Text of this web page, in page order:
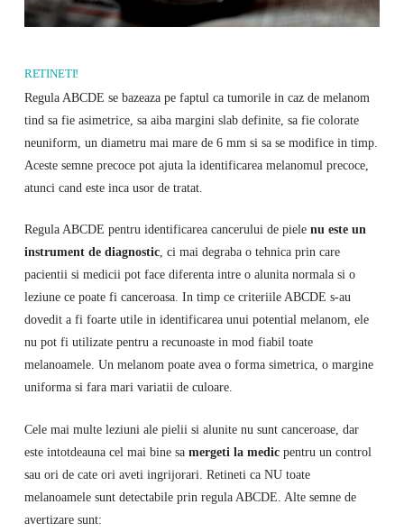
RETINETI!
Regula ABCDE se bazeaza pe faptul ca tumorile in caz de melanom
tind sa fie asimetrice, sa aiba margini slab definite, sa fie colorate
neuniform, un diametru mai mare de 6 mm si sa se modifice in timp.
Aceste semne precoce pot ajuta la identificarea melanomul precoce,
atunci cand este inca usor de tratat.
Regula ABCDE pentru identificarea cancerului de piele nu este un
instrument de diagnostic, ci mai degraba o tehnica prin care
pacientii si medicii pot face diferenta intre o alunita normala si o
leziune ce poate fi canceroasa. In timp ce criteriile ABCDE s-au
dovedit a fi foarte utile in identificarea unui potential melanom, ele
nu pot fi utilizate pentru a recunoaste in mod fiabil toate
melanoamele. Un melanom poate avea o forma simetrica, o margine
uniforma si fara mari variatii de culoare.
Cele mai multe leziuni ale pielii si alunite nu sunt canceroase, dar
este intotdeauna cel mai bine samergeti la medicpentru un control
sau ori de cate ori aveti ingrijorari. Retineti ca NU toate
melanoamele sunt detectabile prin regula ABCDE. Alte semne de
avertizare sunt: